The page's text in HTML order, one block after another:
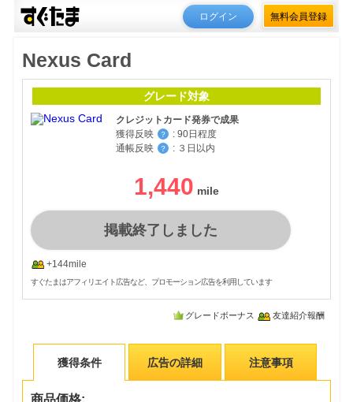
ログイン 無料会員登録
Nexus Card
グレード対象
クレジットカード発券で成果
獲得反映
？ : 90日程度
通帳反映
？ : ３日以内
1,440
掲載終了しました
+144mile
すぐたまはアフィリエイト広告など、プロモーション広告を利用しています
グレードボーナス 友達紹介報酬
獲得条件 広告の詳細 注意事項
商品価格: